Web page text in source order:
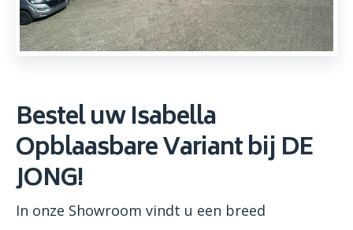
Bestel uw Isabella
Opblaasbare Variant bij DE
JONG!
In onze Showroom vindt u een breed